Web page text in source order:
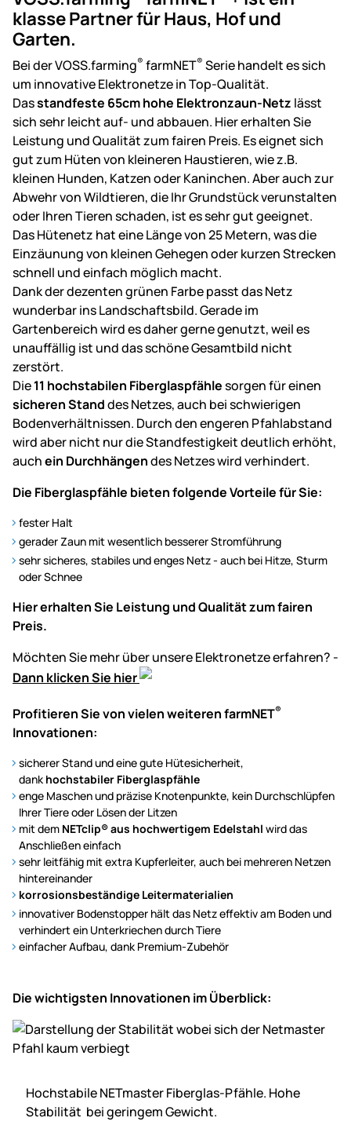
klasse Partner für Haus, Hof und
Garten.
Bei der VOSS.farming® farmNET® Serie handelt es sich
um innovative Elektronetze in Top-Qualität.
Dasstandfeste 65cm hohe Elektronzaun-Netz lässt
sich sehr leicht auf- und abbauen. Hier erhalten Sie
Leistung und Qualität zum fairen Preis. Es eignet sich
gut zum Hüten von kleineren Haustieren, wie z.B.
kleinen Hunden, Katzen oder Kaninchen. Aber auch zur
Abwehr von Wildtieren, die Ihr Grundstück verunstalten
oder Ihren Tieren schaden, ist es sehr gut geeignet.
Das Hütenetz hat eine Länge von 25 Metern, was die
Einzäunung von kleinen Gehegen oder kurzen Strecken
schnell und einfach möglich macht.
Dank der dezenten grünen Farbe passt das Netz
wunderbar ins Landschaftsbild. Gerade im
Gartenbereich wird es daher gerne genutzt, weil es
unauffällig ist und das schöne Gesamtbild nicht
zerstört.
Die11 hochstabilen Fiberglaspfählesorgen für einen
sicheren Standdes Netzes, auch bei schwierigen
Bodenverhältnissen. Durch den engeren Pfahlabstand
wird aber nicht nur die Standfestigkeit deutlich erhöht,
auchein Durchhängendes Netzes wird verhindert.
Die Fiberglaspfähle bieten folgende Vorteile für Sie:
fester Halt
gerader Zaun mit wesentlich besserer Stromführung
sehr sicheres, stabiles und enges Netz - auch bei Hitze, Sturm
oder Schnee
Hier erhalten Sie Leistung und Qualität zum fairen
Preis.
Möchten Sie mehr über unsere Elektronetze erfahren? -
Dann klicken Sie hier
Profitieren Sie von vielen weiteren farmNET®
Innovationen:
sicherer Stand und eine gute Hütesicherheit,
dank hochstabiler Fiberglaspfähle
enge Maschen und präzise Knotenpunkte, kein Durchschlüpfen
Ihrer Tiere oder Lösen der Litzen
mit dem NETclip® aus hochwertigem Edelstahl wird das
Anschließen einfach
sehr leitfähig mit extra Kupferleiter, auch bei mehreren Netzen
hintereinander
korrosionsbeständige Leitermaterialien
innovativer Bodenstopper hält das Netz effektiv am Boden und
verhindert ein Unterkriechen durch Tiere
einfacher Aufbau, dank Premium-Zubehör
Die wichtigsten Innovationen im Überblick:
Hochstabile NETmaster Fiberglas-Pfähle. Hohe
Stabilität bei geringem Gewicht.